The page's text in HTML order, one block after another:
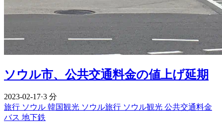
ソウル市、公共交通料金の値上げ延期
2023-02-17·3 分
旅行 ソウル 韓国観光 ソウル旅行 ソウル観光 公共交通料金
バス 地下鉄